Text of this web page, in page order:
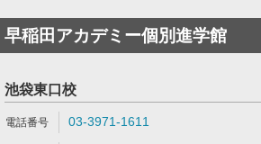
早稲田アカデミー個別進学館
池袋東口校
03-3971-1611